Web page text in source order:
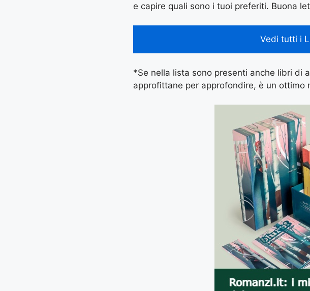
e capire quali sono i tuoi preferiti. Buona
Vedi tutti i
*Se nella lista sono presenti anche libri di
approfittane per approfondire, è un